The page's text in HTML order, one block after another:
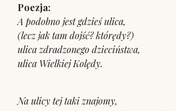
Poezja:
A podobno jest gdzieś ulica,
(lecz jak tam dojść? którędy?)
ulica zdradzonego dzieciństwa,
ulica Wielkiej Kolędy.
Na ulicy tej taki znajomy,